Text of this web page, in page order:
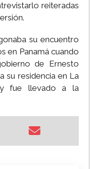
reiteradas
su encuentro
en Panamá cuando
de Ernesto
su residencia en La
y fue llevado a la